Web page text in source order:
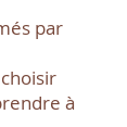
par
à